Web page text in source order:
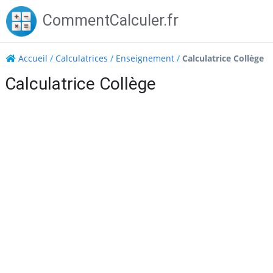
Skip
to
content
CommentCalculer.fr
Accueil / Calculatrices / Enseignement / Calculatrice Collège
Calculatrice Collège